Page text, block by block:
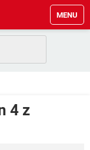
MENU
4 z